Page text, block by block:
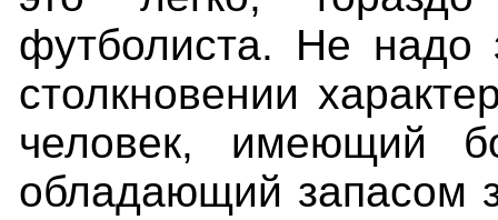
футболиста. Не надо
столкновении
человек, имеющий
обладающий запасом